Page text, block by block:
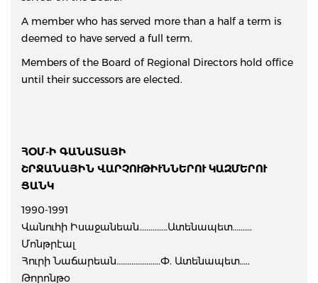
A member who has served more than a half a term is
deemed to have served a full term.
Members of the Board of Regional Directors hold office
until their successors are elected.
ՀՕՄ-Ի ԳԱՆԱՏԱՅԻ
ՇՐՋԱՆԱՅԻՆ ՎԱՐՉՈՒԹԻՒՆՆԵՐՈՒ ԿԱԶՄԵՐՈՒ
ՑԱՆԿ
1990-1991
Վանուհի Իսաջանեան……………Ատենապետ……….
Մոնթրէալ
Հուրի Նաճարեան…………………..Փ. Ատենապետ…..
Թորոնթօ